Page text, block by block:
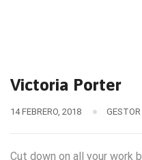
Victoria Porter
14 FEBRERO, 2018 GESTOR
Cut down on all your work